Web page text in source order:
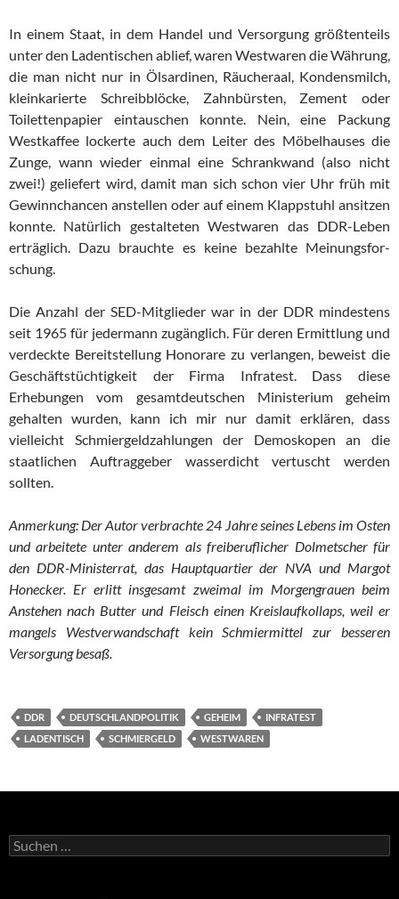
In einem Staat, in dem Handel und Versorgung größtenteils
unter den Ladentischen ablief, waren Westwaren die Währung,
die man nicht nur in Ölsardinen, Räucheraal, Kondensmilch,
kleinkarierte Schreib­blöcke, Zahnbürsten, Zement oder
Toilettenpapier ein­tau­schen konnte. Nein, eine Packung
Westkaffee lockerte auch dem Lei­ter des Möbelhauses die
Zunge, wann wieder einmal eine Schrank­wand (also nicht
zwei!) geliefert wird, damit man sich schon vier Uhr früh mit
Gewinnchancen anstellen oder auf einem Klapp­stuhl ansitzen
konnte. Natürlich gestalteten Westwaren das DDR-Leben
erträglich. Dazu brauchte es keine bezahlte Mei­nungs­for­
schung.
Die Anzahl der SED-Mitglieder war in der DDR mindestens
seit 1965 für jedermann zugänglich. Für deren Ermittlung und
verdeckte Bereitstellung Honorare zu verlangen, beweist die
Ge­schäfts­tüch­tig­keit der Firma Infratest. Dass diese
Erhebungen vom ge­samt­deut­schen Ministerium geheim
gehalten wurden, kann ich mir nur damit erklären, dass
vielleicht Schmiergeldzahlungen der De­mos­ko­pen an die
staatlichen Auftraggeber wasserdicht ver­tuscht werden
sollten.
Anmerkung: Der Autor verbrachte 24 Jahre seines Lebens im Osten
und arbeitete unter anderem als freiberuflicher Dolmetscher für
den DDR-Ministerrat, das Hauptquartier der NVA und Margot
Honecker. Er erlitt insgesamt zweimal im Morgengrauen beim
Anstehen nach But­ter und Fleisch einen Kreislaufkollaps, weil er
mangels West­ver­wand­schaft kein Schmiermittel zur besseren
Versorgung besaß.
DDR DEUTSCHLANDPOLITIK GEHEIM
INFRATEST
LADENTISCH
SCHMIERGELD WESTWAREN
Suchen
nach: